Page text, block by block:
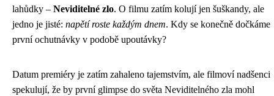
lahůdky – Neviditelné zlo. O filmu zatím kolují jen šuškandy, ale
jedno je jisté: napětí roste každým dnem. Kdy se konečně dočkáme
první ochutnávky v podobě upoutávky?
Datum premiéry je zatím zahaleno tajemstvím, ale filmoví nadšenci
spekulují, že by první glimpse do světa Neviditelného zla mohl